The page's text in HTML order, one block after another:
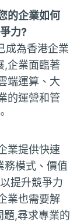
的企業如何
力?
成為香港企業
,企業面臨著
端運算、大
的運營和管
業提供快速
務模式、價值
提升競爭力
業也需要解
題,尋求專業的